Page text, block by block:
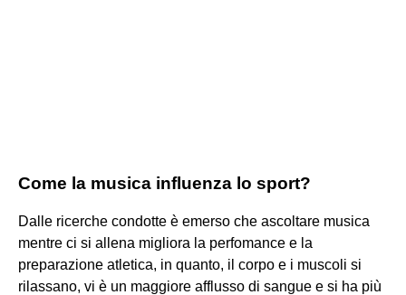
Come la musica influenza lo sport?
Dalle ricerche condotte è emerso che ascoltare musica
mentre ci si allena migliora la perfomance e la
preparazione atletica, in quanto, il corpo e i muscoli si
rilassano, vi è un maggiore afflusso di sangue e si ha più